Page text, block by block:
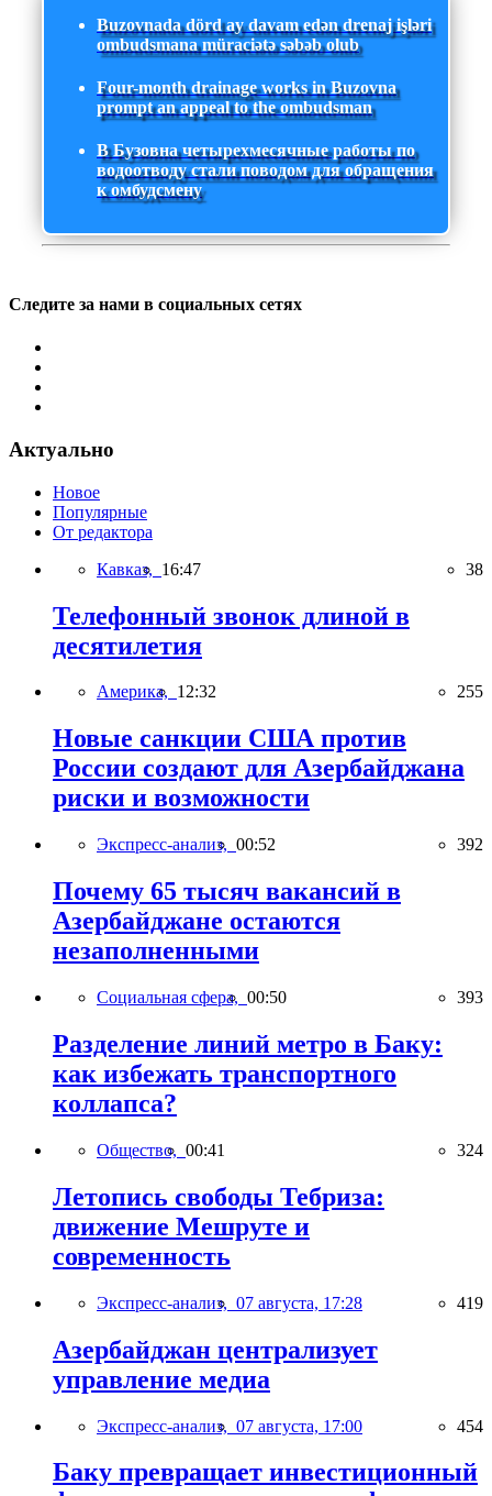
Buzovnada dörd ay davam edən drenaj işləri
ombudsmana müraciətə səbəb olub
Four-month drainage works in Buzovna
prompt an appeal to the ombudsman
В Бузовна четырехмесячные работы по
водоотводу стали поводом для обращения
к омбудсмену
Следите за нами в социальных сетях
Актуально
Новое
Популярные
От редактора
Кавказ, 16:47 38
Телефонный звонок длиной в
десятилетия
Америка, 12:32 255
Новые санкции США против
России создают для Азербайджана
риски и возможности
Экспресс-анализ, 00:52 392
Почему 65 тысяч вакансий в
Азербайджане остаются
незаполненными
Социальная сфера, 00:50 393
Разделение линий метро в Баку:
как избежать транспортного
коллапса?
Общество, 00:41 324
Летопись свободы Тебриза:
движение Мешруте и
современность
Экспресс-анализ, 07 августа, 17:28 419
Азербайджан централизует
управление медиа
Экспресс-анализ, 07 августа, 17:00 454
Баку превращает инвестиционный